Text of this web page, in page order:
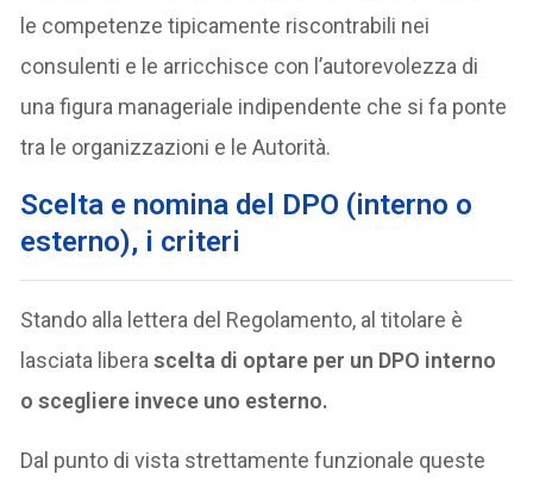
le competenze tipicamente riscontrabili nei
consulenti e le arricchisce con l’autorevolezza di
una figura manageriale indipendente che si fa ponte
tra le organizzazioni e le Autorità.
Scelta e nomina del DPO (interno o
esterno), i criteri
Stando alla lettera del Regolamento, al titolare è
lasciata liberascelta di optare per un DPO interno
o scegliere invece uno esterno.
Dal punto di vista strettamente funzionale queste